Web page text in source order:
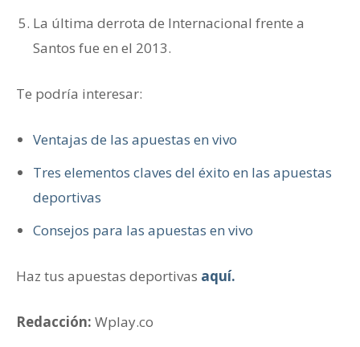
La última derrota de Internacional frente a
Santos fue en el 2013.
Te podría interesar:
Ventajas de las apuestas en vivo
Tres elementos claves del éxito en las apuestas
deportivas
Consejos para las apuestas en vivo
Haz tus apuestas deportivas aquí.
Redacción: Wplay.co